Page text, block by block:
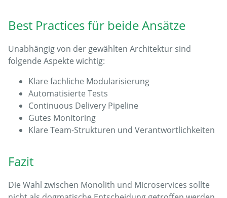
Best Practices für beide Ansätze
Unabhängig von der gewählten Architektur sind
folgende Aspekte wichtig:
Klare fachliche Modularisierung
Automatisierte Tests
Continuous Delivery Pipeline
Gutes Monitoring
Klare Team-Strukturen und Verantwortlichkeiten
Fazit
Die Wahl zwischen Monolith und Microservices sollte